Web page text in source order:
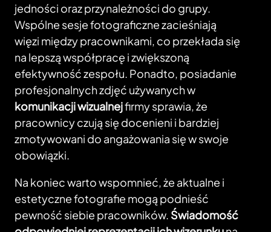
jedności oraz przynależności do grupy.
Wspólne sesje fotograficzne zacieśniają
więzi między pracownikami, co przekłada się
na lepszą współpracę i zwiększoną
efektywność zespołu. Ponadto, posiadanie
profesjonalnych zdjęć używanych w
komunikacji wizualnejfirmy sprawia, że
pracownicy czują się docenieni i bardziej
zmotywowani do angażowania się w swoje
obowiązki.
Na koniec warto wspomnieć, że aktualne i
estetyczne fotografie mogą podnieść
pewność siebie pracowników. Świadomość